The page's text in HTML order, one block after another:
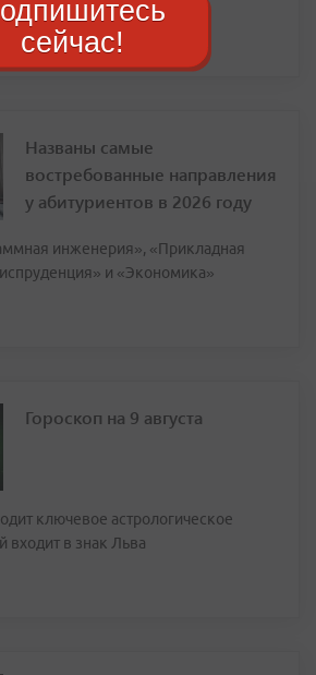
Названы самые
востребованные направления
у абитуриентов в 2026 году
инженерия», «Прикладная
и «Экономика»
Гороскоп на 9 августа
ключевое астрологическое
входит в знак Льва
сейчас!